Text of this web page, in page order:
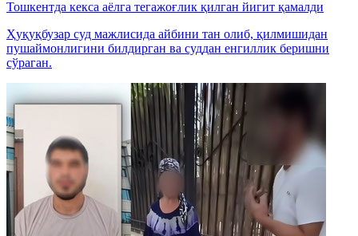
Тошкентда кекса аёлга тегажоғлик қилган йигит қамалди
Ҳуқуқбузар суд мажлисида айбини тан олиб, қилмишидан
пушаймонлигини билдирган ва суддан енгиллик беришни
сўраган.